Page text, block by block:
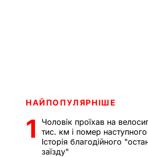
НАЙПОПУЛЯРНІШЕ
1
Чоловік проїхав на
тис. км і помер
Історія благодійного
заїзду"